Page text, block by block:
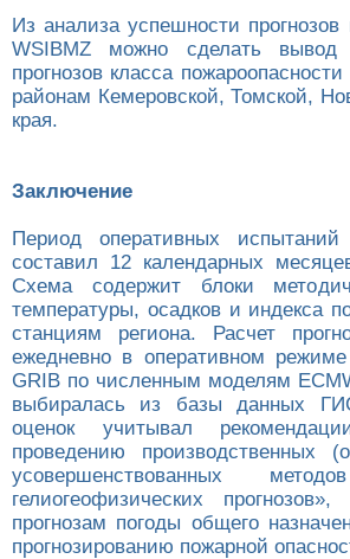
Из анализа успешности
WSIBMZ можно сделать вывод
прогнозов класса
районам Кемеровской, Томской,
края.
Заключение
Период оперативных
составил 12 календарных
Схема содержит блоки
температуры, осадков и индекса
станциям региона. Расчет
ежедневно в оперативном
GRIB по численным моделям
выбиралась из базы данных
оценок учитывал
проведению производственных
усовершенствованных
гелиогеофизических
прогнозам погоды общего
прогнозированию пожарной